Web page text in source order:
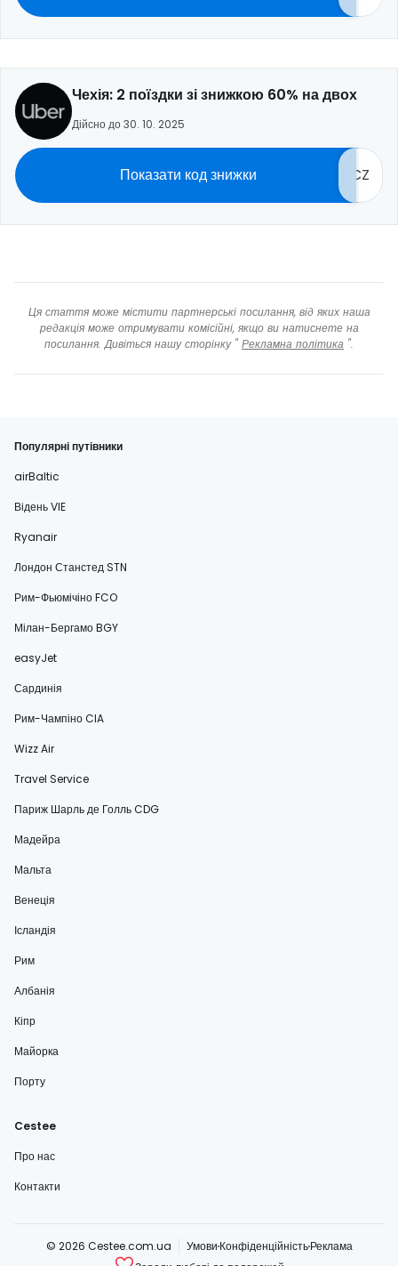
Чехія: 2 поїздки зі знижкою 60% на двох
Дійсно до 30. 10. 2025
Показати код знижки CZ
Ця стаття може містити партнерські посилання, від яких наша
редакція може отримувати комісійні, якщо ви натиснете на
посилання. Дивіться нашу сторінку " Рекламна політика ".
Популярні путівники
airBaltic
Відень VIE
Ryanair
Лондон Станстед STN
Рим-Фьюмічіно FCO
Мілан-Бергамо BGY
easyJet
Сардинія
Рим-Чампіно CIA
Wizz Air
Travel Service
Париж Шарль де Голль CDG
Мадейра
Мальта
Венеція
Ісландія
Рим
Албанія
Кіпр
Майорка
Порту
Cestee
Про нас
Контакти
© 2026 Cestee.com.ua УмовиКонфіденційністьРеклама